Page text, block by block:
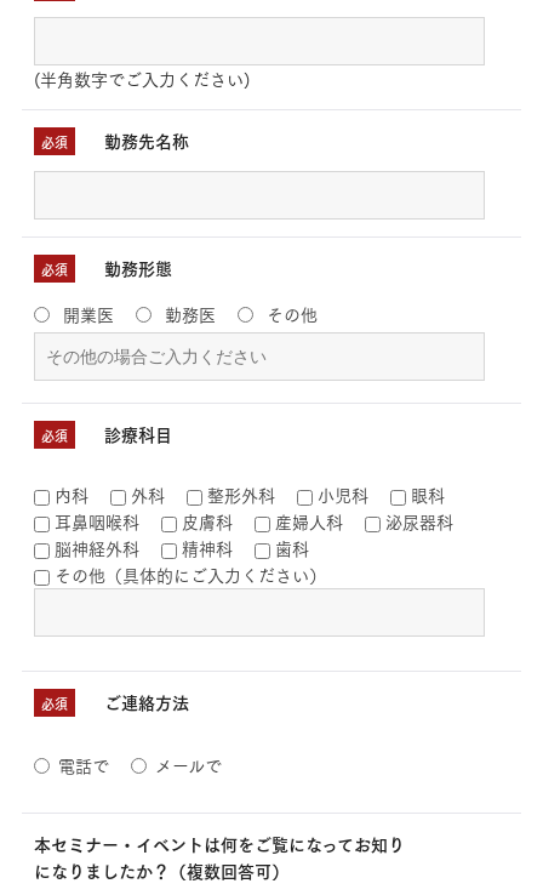
(半角数字でご入力ください)
必須 勤務先名称
必須 勤務形態
開業医 勤務医 その他
必須 診療科目
内科 外科 整形外科 小児科
眼科
耳鼻咽喉科
皮膚科 産婦人科
泌尿器科
脳神経外科
精神科
歯科
その他（具体的にご入力ください）
必須 ご連絡方法
電話で メールで
本セミナー・イベントは何をご覧になってお知り
になりましたか？（複数回答可）